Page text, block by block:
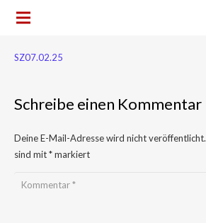
SZ07.02.25
Schreibe einen Kommentar
Deine E-Mail-Adresse wird nicht veröffentlicht.
sind mit*markiert